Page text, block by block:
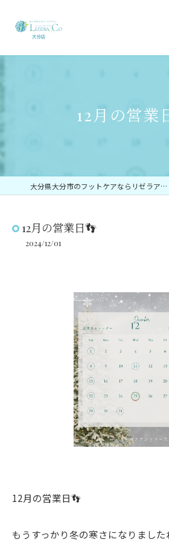
12月の営業
大分県大分市のフットケアならリゼラアンドコー大分店
12月の営業日👣
2024/12/01
12月の営業日👣
もうすっかり冬の寒さになりました